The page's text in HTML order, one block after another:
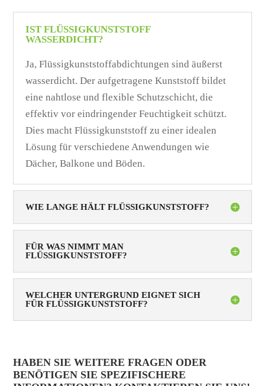
IST FLÜSSIGKUNSTSTOFF
WASSERDICHT?
Ja, Flüssigkunststoffabdichtungen sind äußerst
wasserdicht. Der aufgetragene Kunststoff bildet
eine nahtlose und flexible Schutzschicht, die
effektiv vor eindringender Feuchtigkeit schützt.
Dies macht Flüssigkunststoff zu einer idealen
Lösung für verschiedene Anwendungen wie
Dächer, Balkone und Böden.
WIE LANGE HÄLT FLÜSSIGKUNSTSTOFF?
FÜR WAS NIMMT MAN
FLÜSSIGKUNSTSTOFF?
WELCHER UNTERGRUND EIGNET SICH
FÜR FLÜSSIGKUNSTSTOFF?
HABEN SIE WEITERE FRAGEN ODER
BENÖTIGEN SIE SPEZIFISCHERE